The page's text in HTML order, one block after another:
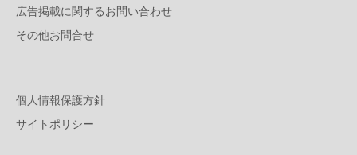
広告掲載に関するお問い合わせ
その他お問合せ
個人情報保護方針
サイトポリシー